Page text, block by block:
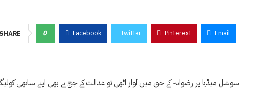
SHARE 0 Facebook Twitter Pinterest Email
سوشل میڈیا پر رضوانہ کے حق میں آواز اٹھی تو عدالت کے جج نے بھی اپنے ساتھی